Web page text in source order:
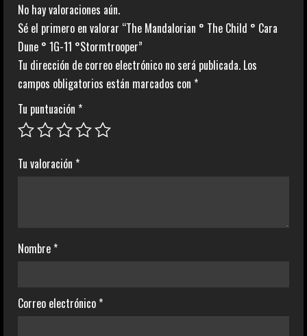
1G-
11
°Stormtrooper
cantidad
No hay valoraciones aún.
Sé el primero en valorar “The Mandalorian ° The Child ° Cara
Dune ° 1G-11 °Stormtrooper”
Tu dirección de correo electrónico no será publicada. Los
campos obligatorios están marcados con *
Tu puntuación *
Tu valoración *
Nombre *
Correo electrónico *